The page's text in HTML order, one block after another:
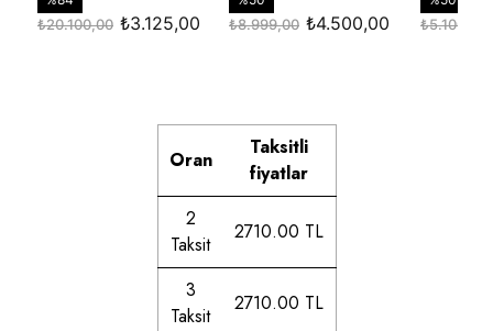
Oran
Taksitli
fiyatlar
2
Taksit
2710.00 TL
3
Taksit
2710.00 TL